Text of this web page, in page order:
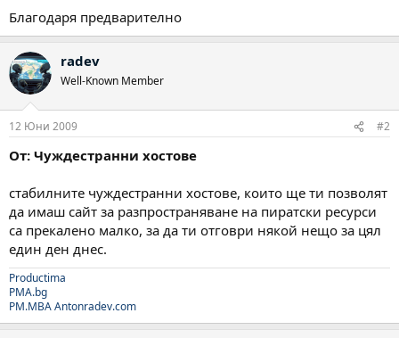
Благодаря предварително
radev
Well-Known Member
12 Юни 2009 #2
От: Чуждестранни хостове
стабилните чуждестранни хостове, които ще ти позволят
да имаш сайт за разпространяване на пиратски ресурси
са прекалено малко, за да ти отговри някой нещо за цял
един ден днес.
Productima
PMA.bg
PM.MBAAntonradev.com